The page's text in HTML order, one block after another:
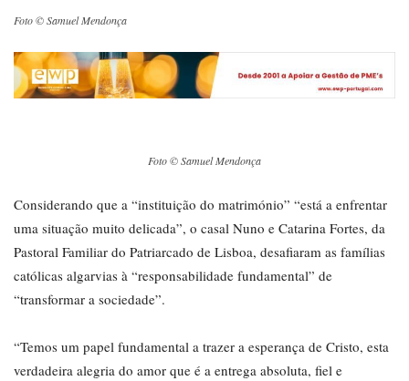
Foto © Samuel Mendonça
Foto © Samuel Mendonça
Considerando que a “instituição do matrimónio” “está a enfrentar
uma situação muito delicada”, o casal Nuno e Catarina Fortes, da
Pastoral Familiar do Patriarcado de Lisboa, desafiaram as famílias
católicas algarvias à “responsabilidade fundamental” de
“transformar a sociedade”.
“Temos um papel fundamental a trazer a esperança de Cristo, esta
verdadeira alegria do amor que é a entrega absoluta, fiel e